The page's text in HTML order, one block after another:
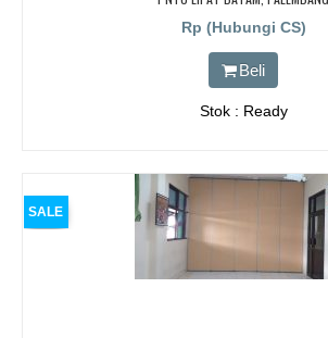
Rp (Hubungi CS)
Beli
Stok : Ready
SALE